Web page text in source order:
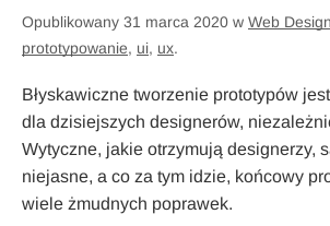
Opublikowany 31 marca 2020 w Web Design
prototypowanie, ui, ux.
Błyskawiczne tworzenie prototypów
dla dzisiejszych designerów,
Wytyczne, jakie otrzymują designerzy,
niejasne, a co za tym idzie, końcowy
wiele żmudnych poprawek.